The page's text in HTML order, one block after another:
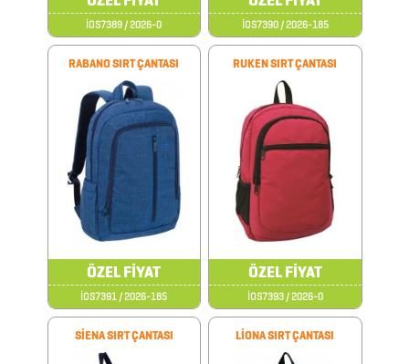
PLAKET
POWER
İOS7389 / 2026-0 İOS7390 / 2026-185
RABANO SIRT ÇANTASI
ÖZEL FİYAT
İOS7391 / 2026-185
RUKEN SIRT ÇANTASI
ÖZEL FİYAT
İOS7393 / 2026-0
SİENA SIRT ÇANTASI LİONA SIRT ÇANTASI